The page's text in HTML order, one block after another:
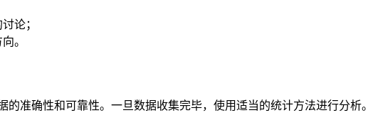
论；
。
准确性和可靠性。一旦数据收集完毕，使用适当的统计方法进行分析。